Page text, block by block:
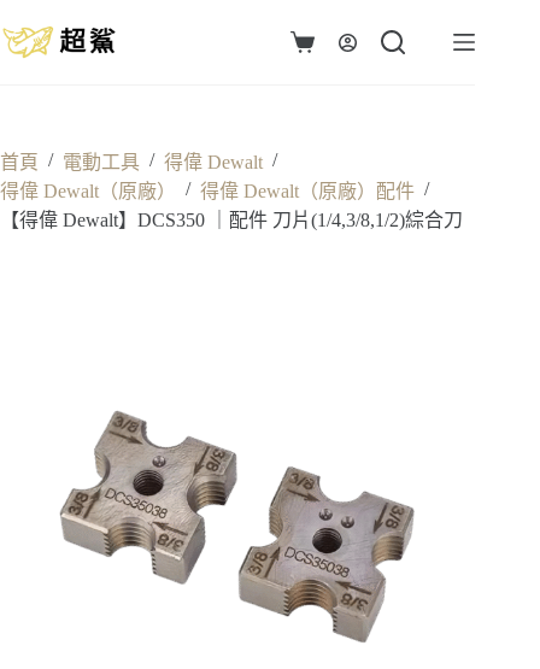
至
容
購
首頁 / 電動工具 / 得偉 Dewalt /
得偉 Dewalt（原廠）
/ 得偉 Dewalt（原廠）配件 /
【得偉 Dewalt】DCS350 ｜配件 刀片(1/4,3/8,1/2)綜合刀